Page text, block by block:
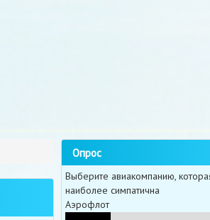
Опрос
Выберите авиакомпанию,
наиболее симпатична
Аэрофлот